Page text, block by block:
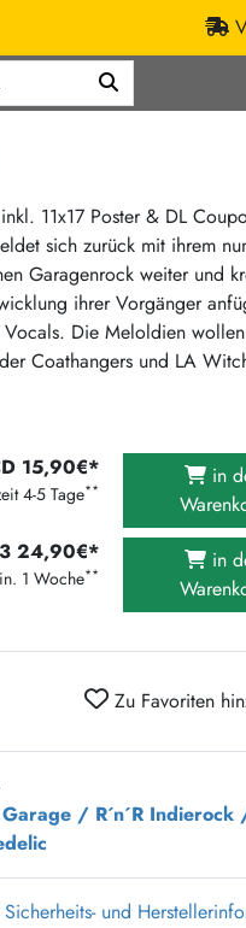
Aktion
Günstiger
günstiger
Records günstiger
Sunny Bastards Summer 26
Rockerwochen
Aktion
Vinyl Q3 2026
Hill & Broken Silence-
Vinyl Günstiger
Schafen-Vinyl günstig
11x17 Poster & DL
sich zurück mit ihrem
Garagenrock weiter und
ihrer Vorgänger
Die Meloldien
Coathangers und LA
15,90€*
4-5 Tage**
in
24,90€*
1 Woche**
in
Zu Favoriten
/ R´n´R Indierock
Sicherheits- und